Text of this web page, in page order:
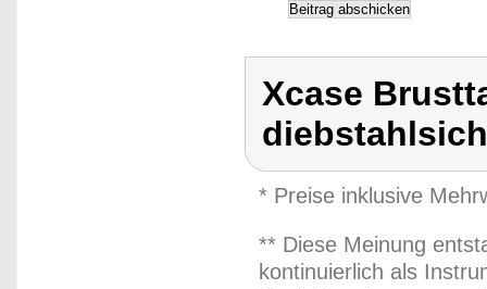
Xcase
* Preise inklusive
** Diese Meinung
kontinuierlich als